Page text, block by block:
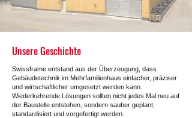
Unsere Geschichte
Swissframe entstand aus der Überzeugung, dass
Gebäudetechnik im Mehrfamilienhaus einfacher, präziser
und wirtschaftlicher umgesetzt werden kann.
Wiederkehrende Lösungen sollten nicht jedes Mal neu auf
der Baustelle entstehen, sondern sauber geplant,
standardisiert und vorgefertigt werden.